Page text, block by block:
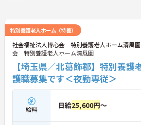
・施設の業績や個人の評価に応じて賞与とは
収入として還元されます。
・業務への取り組みやチームへの貢献度が公
価される仕組みにより、高いモチベーション
して働ける環境です。
【毎朝のミーティングで情報共有を徹底し、
垣根を超えて協力し合える体制です 】
・スタッフ全員で毎朝お客様の体調や業務連
特別養護老人ホーム（特養）
社会福祉法人博心会 特別養護老人ホーム清風園
会 特別養護老人ホーム清風園
【埼玉県／北葛飾郡】特別養護
護職募集です＜夜勤専従＞
給料 日給25,600円～